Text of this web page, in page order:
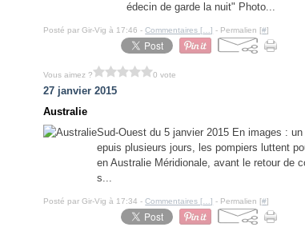
édecin de garde la nuit" Photo...
Posté par Gir-Vig à 17:46 -Commentaires [ …] - Permalien [#]
Vous aimez ? 0 vote
27 janvier 2015
Australie
Sud-Ouest du 5 janvier 2015 En images :
epuis plusieurs jours, les pompiers luttent
en Australie Méridionale, avant le retour de
s...
Posté par Gir-Vig à 17:34 -Commentaires [ …] - Permalien [#]